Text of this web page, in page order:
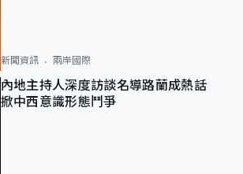
新聞資訊 兩岸國際
內地主持人深度訪談名導路蘭成熱話
掀中西意識形態鬥爭